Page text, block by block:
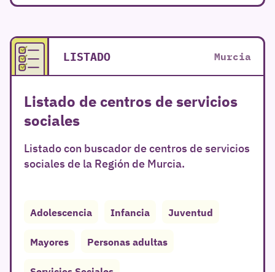
LISTADO Murcia
Listado de centros de servicios
sociales
Listado con buscador de centros de servicios
sociales de la Región de Murcia.
Adolescencia Infancia Juventud
Mayores Personas adultas